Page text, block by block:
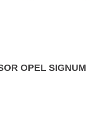
OPEL SIGNUM